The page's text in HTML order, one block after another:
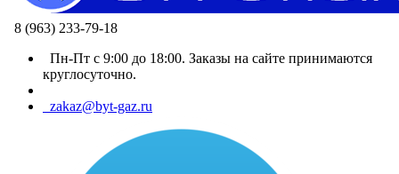
8 (963) 233-79-18
Пн-Пт с 9:00 до 18:00. Заказы на сайте принимаются
круглосуточно.
zakaz@byt-gaz.ru